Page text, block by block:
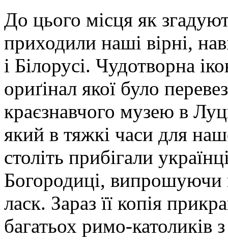
До цього місця як
приходили наші вірні,
і Білорусі. Чудотворна
ориґінал якої було
краєзнавчого музею в
який в тяжкі часи для
століть прибігали
Богородиці, випрошуючи
ласк. Зараз її копія
багатьох римо-католиків